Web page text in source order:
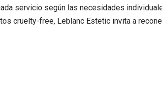
servicio según las necesidades
cruelty-free, Leblanc Estetic invita a